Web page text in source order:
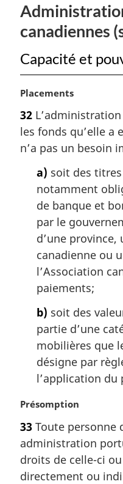
canadiennes
Capacité et
N
t
e
m
Placements
32
les fonds qu’elle a
n’a pas un besoin
a) soit des
notamment
de banque et
par le
d’une
canadienne ou
l’Association
paiements;
b) soit des
partie d’une
mobilières que
désigne par
l’application du
N
t
e
m
a
Présomption
33 Toute personne
administration
droits de celle-ci
directement ou